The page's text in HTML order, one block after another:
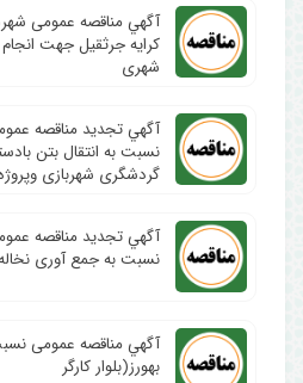
آگهي مناقصه عمومی
کرایه جرثقیل جهت
شهری
آگهي تجدید مناقصه
نسبت به انتقال بتن
گردشگری شهربازی
آگهي تجدید مناقصه
نسبت به جمع آوری
آگهي مناقصه عمومی
بهورز(بلوار کارگر